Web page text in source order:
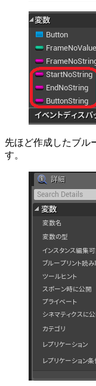
先ほど作成したブル
す。